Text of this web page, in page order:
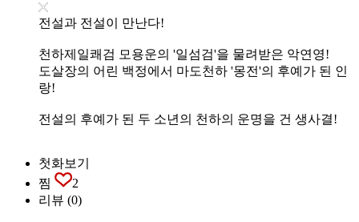
전설과 전설이 만난다!
천하제일쾌검 모용운의 '일섬검'을 물려받은 악연영!
도살장의 어린 백정에서 마도천하 '몽전'의 후예가 된 인
랑!
전설의 후예가 된 두 소년의 천하의 운명을 건 생사결!
첫화보기
찜
2
리뷰 (0)